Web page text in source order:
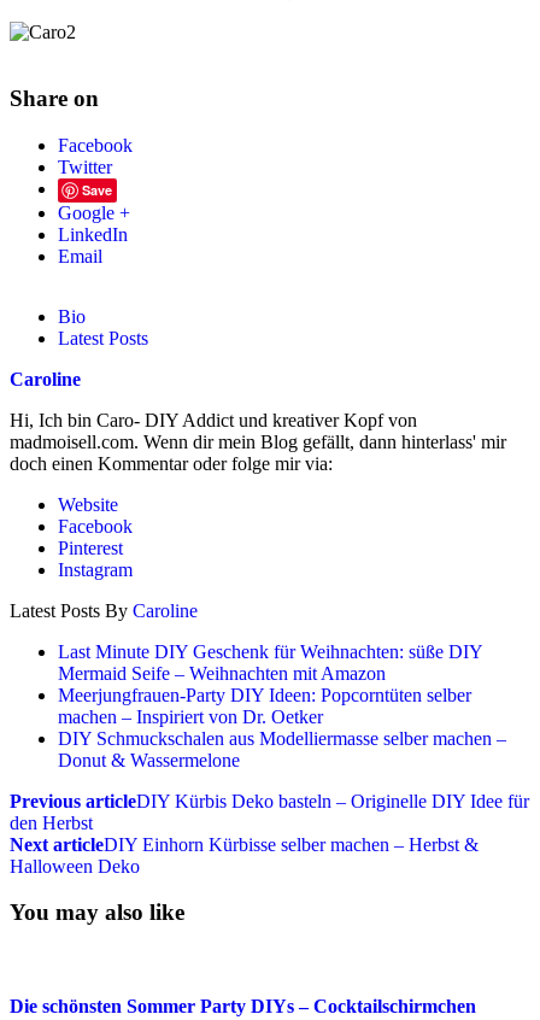
Share on
Facebook
Twitter
Save
Google +
LinkedIn
Email
Bio
Latest Posts
Caroline
Hi, Ich bin Caro- DIY Addict und kreativer Kopf von
madmoisell.com. Wenn dir mein Blog gefällt, dann hinterlass' mir
doch einen Kommentar oder folge mir via:
Website
Facebook
Pinterest
Instagram
Latest Posts By Caroline
Last Minute DIY Geschenk für Weihnachten: süße DIY
Mermaid Seife – Weihnachten mit Amazon
Meerjungfrauen-Party DIY Ideen: Popcorntüten selber
machen – Inspiriert von Dr. Oetker
DIY Schmuckschalen aus Modelliermasse selber machen –
Donut & Wassermelone
Previous articleDIY Kürbis Deko basteln – Originelle DIY Idee für
den Herbst
Next articleDIY Einhorn Kürbisse selber machen – Herbst &
Halloween Deko
You may also like
Die schönsten Sommer Party DIYs – Cocktailschirmchen